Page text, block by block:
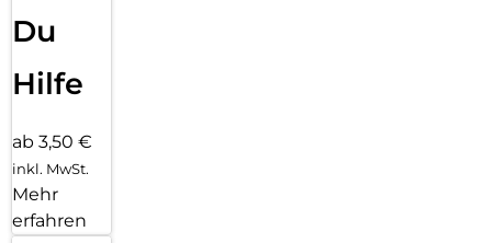
Du
Hilfe
ab 3,50 €
inkl. MwSt.
Mehr
erfahren